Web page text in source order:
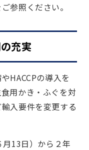
参照ください。
充実
HACCPの導入を
用かき・ふぐを対
入要件を変更する
13日）から２年